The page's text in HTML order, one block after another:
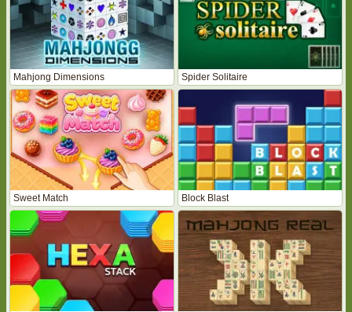
Mahjong Dimensions Spider Solitaire
Sweet Match Block Blast